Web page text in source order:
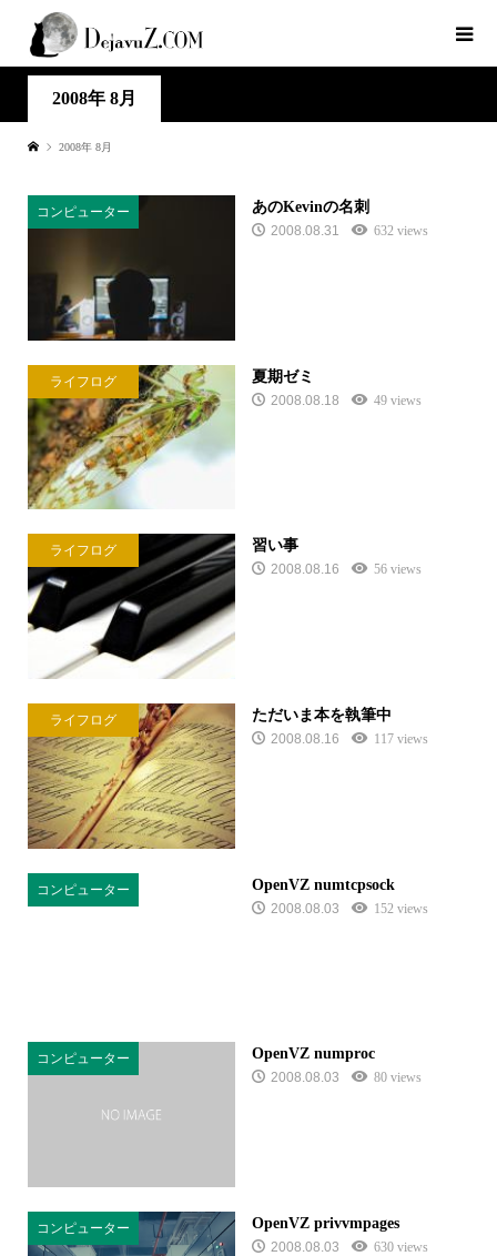
2008年 8月
2008年 8月
コンピューター あのKevinの名刺
2008.08.31 632 views
ライフログ 夏期ゼミ
2008.08.18 49 views
ライフログ 習い事
2008.08.16 56 views
ライフログ ただいま本を執筆中
2008.08.16 117 views
コンピューター OpenVZ numtcpsock
2008.08.03 152 views
コンピューター OpenVZ numproc
2008.08.03 80 views
コンピューター OpenVZ privvmpages
2008.08.03 630 views